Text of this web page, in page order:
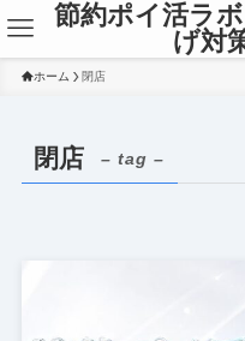
節約ポイ活ラ
げ対
ホーム 閉店
閉店 – tag –